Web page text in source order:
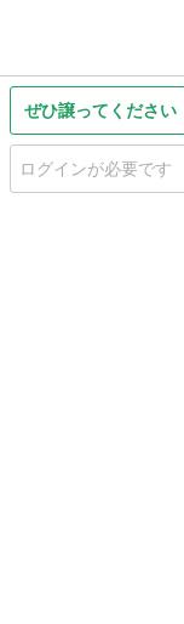
ぜひ譲ってください